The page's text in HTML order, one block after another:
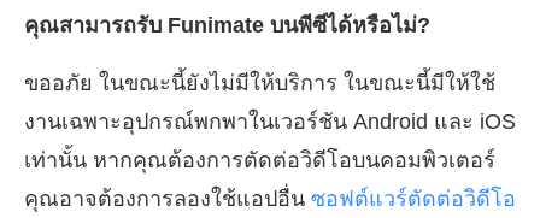
คุณสามารถรับ Funimate บนพีซีได้หรือไม่?
ขออภัย ในขณะนี้ยังไม่มีให้บริการ ในขณะนี้มีให้ใช้
งานเฉพาะอุปกรณ์พกพาในเวอร์ชัน Android และ iOS
เท่านั้น หากคุณต้องการตัดต่อวิดีโอบนคอมพิวเตอร์
คุณอาจต้องการลองใช้แอปอื่น ซอฟต์แวร์ตัดต่อวิดีโอ